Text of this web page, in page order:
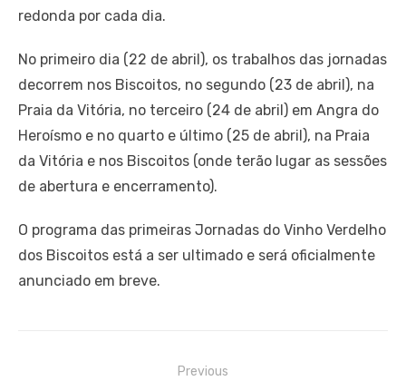
redonda por cada dia.
No primeiro dia (22 de abril), os trabalhos das jornadas
decorrem nos Biscoitos, no segundo (23 de abril), na
Praia da Vitória, no terceiro (24 de abril) em Angra do
Heroísmo e no quarto e último (25 de abril), na Praia
da Vitória e nos Biscoitos (onde terão lugar as sessões
de abertura e encerramento).
O programa das primeiras Jornadas do Vinho Verdelho
dos Biscoitos está a ser ultimado e será oficialmente
anunciado em breve.
Previous